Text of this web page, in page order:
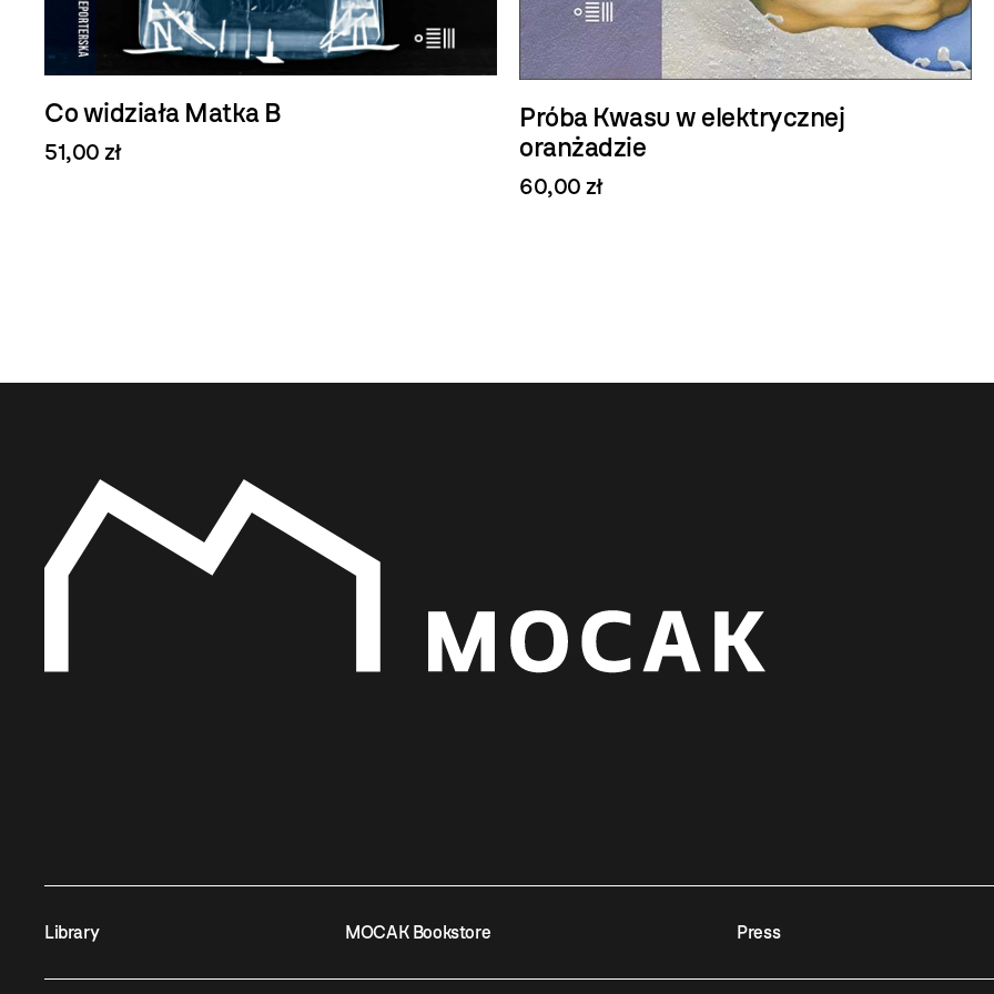
Próba Kwasu w elektrycznej
oranżadzie
27 śmierci Tobego Obeda
59,90 zł
Library MOCAK Bookstore Press